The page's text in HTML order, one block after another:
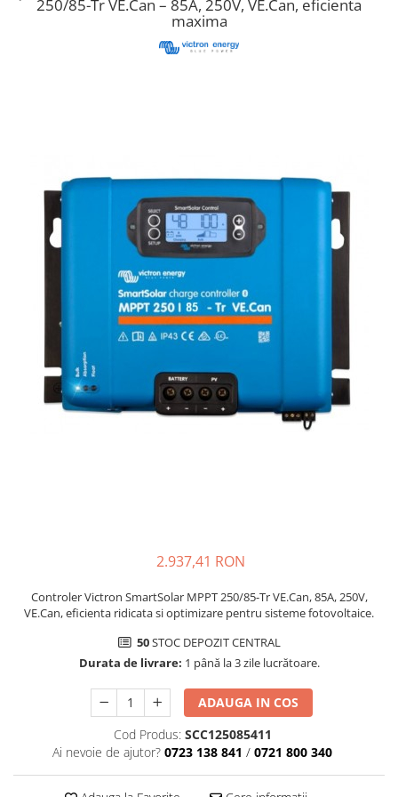
Cabluri semnalizare si control
Cabluri boxe
Cabluri semnalizare incendiu
Cabluri semnalizare si control
ecranate
250/85-Tr VE.Can – 85A, 250V, VE.Can, eficienta
maxima
2.937,41 RON
Controler Victron SmartSolar MPPT 250/85-Tr VE.Can, 85A, 250V,
VE.Can, eficienta ridicata si optimizare pentru sisteme fotovoltaice.
50STOC DEPOZIT CENTRAL
Durata de livrare: 1 până la 3 zile lucrătoare.
ADAUGA IN COS
Cod Produs: SCC125085411
Ai nevoie de ajutor? 0723 138 841 / 0721 800 340